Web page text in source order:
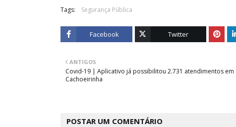
Tags: Segurança Pública
Facebook Twitter
ANTIGOS
Covid-19 | Aplicativo já possibilitou 2.731 atendimentos em
Cachoeirinha
POSTAR UM COMENTÁRIO